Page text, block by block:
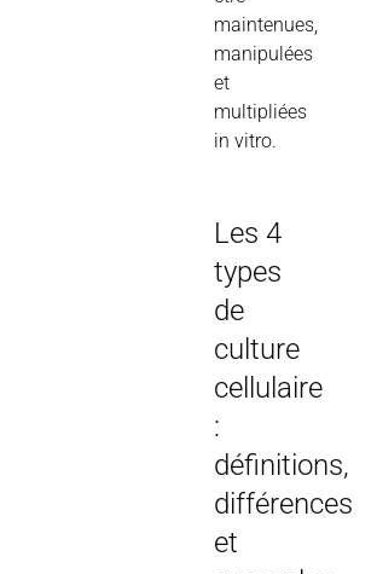
maintenues
manipulées
et
multipliées
in vitro.
Les 4
types
de
culture
cellulaire
:
définitions,
différences
et